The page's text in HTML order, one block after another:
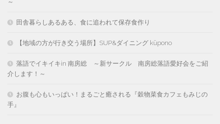
～
田舎暮らしあるある、食に追われて保存食作り
【地域の方が行き交う場所】SUP&ダイニング kūpono
落語でイキイキin 南房総 ～新サークル 南房総落語愛好会をご紹
介します！～
お腹も心もいっぱい！まるごと癒される『穀物菜食カフェもみじの
手』